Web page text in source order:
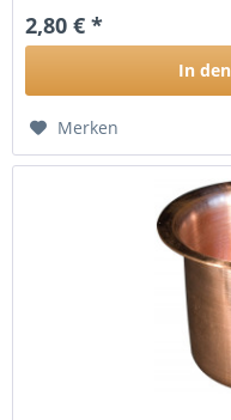
2,80 € *
In den
Merken